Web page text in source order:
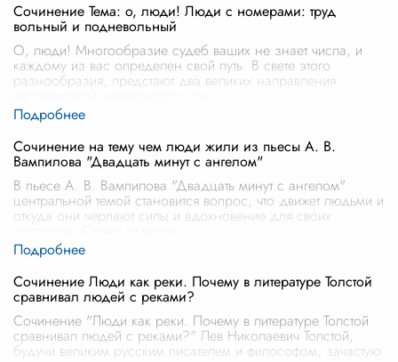
Сочинение Тема: о, люди! Люди с номерами: труд
вольный и подневольный
О, люди! Многообразие судеб ваших не знает числа, и
каждому из вас определен свой путь. В свете этого
разнообразия, предстают два великих направления
Сочинение на тему чем люди жили из пьесы А. В.
Вампилова "Двадцать минут с ангелом"
В пьесе А. В. Вампилова "Двадцать минут с ангелом"
центральной темой становится вопрос, что движет людьми и
откуда они черпают силы и вдохновение для своих
Сочинение Люди как реки. Почему в литературе Толстой
сравнивал людей с реками?
Сочинение "Люди как реки. Почему в литературе Толстой
сравнивал людей с реками?" Лев Николаевич Толстой,
будучи великим русским писателем и философом, зачастую